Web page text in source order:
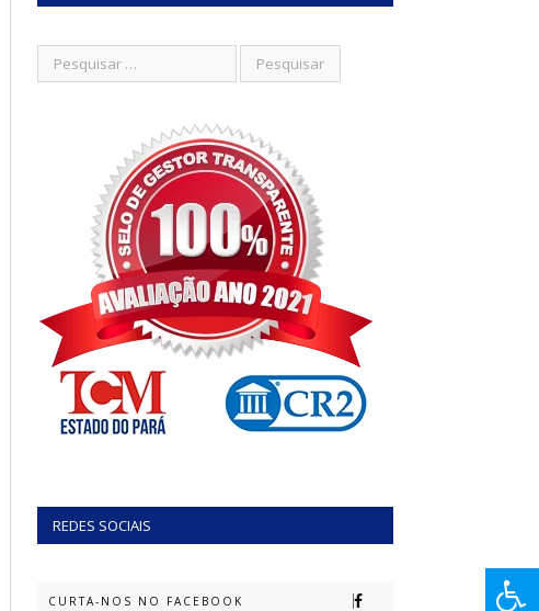
REDES SOCIAIS
CURTA-NOS NO FACEBOOK